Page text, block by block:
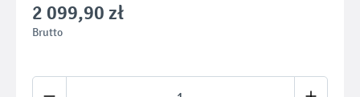
2 099,90 zł
Brutto
Ilość produktu: Wprowadź żądaną ilość